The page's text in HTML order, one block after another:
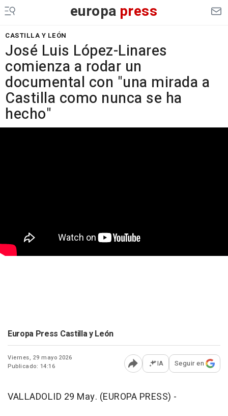
europa press
CASTILLA Y LEÓN
José Luis López-Linares
comienza a rodar un
documental con "una mirada a
Castilla como nunca se ha
hecho"
Europa Press Castilla y León
Viernes, 29 mayo 2026
Publicado: 14:16
Abrir opciones para
IA Seguir en
VALLADOLID 29 May. (EUROPA PRESS) -